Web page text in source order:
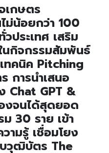
เกษตร
ม่น้อยกว่า 100
ประเทศ เสริม
นกิจกรรมสัมพันธ์
ทคนิค Pitching
การนำเสนอ
Chat GPT &
จนได้สุดยอด
30 ราย เข้า
ามรู้ เชื่อมโยง
วุฒิบัตร The